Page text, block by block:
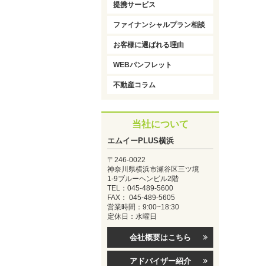
提携サービス
ファイナンシャルプラン相談
お客様に選ばれる理由
WEBパンフレット
不動産コラム
当社について
エムイーPLUS横浜
〒246-0022
神奈川県横浜市瀬谷区三ツ境
1-9ブルーヘンビル2階
TEL：045-489-5600
FAX： 045-489-5605
営業時間：9:00~18:30
定休日：水曜日
会社概要はこちら
アドバイザー紹介